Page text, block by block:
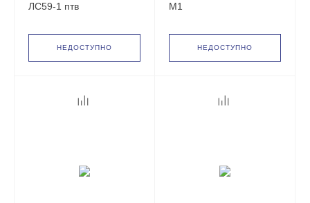
ЛС59-1 птв
НЕДОСТУПНО
М1
НЕДОСТУПНО